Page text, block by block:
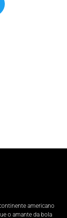
americano
o amante da bola